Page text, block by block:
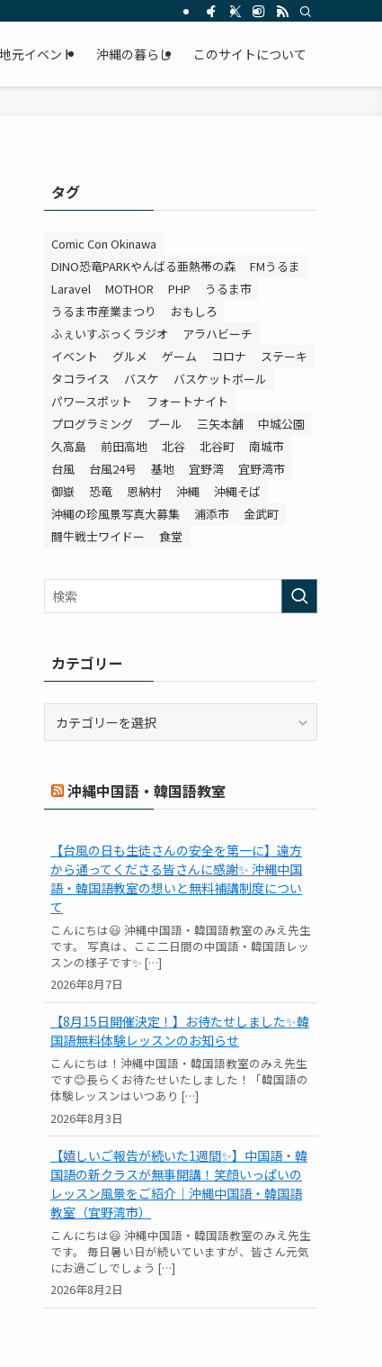
地元イベント 沖縄の暮らし このサイトについて
タグ
Comic Con Okinawa
DINO恐竜PARKやんばる亜熱帯の森
FMうるま
Laravel
MOTHOR PHP
うるま市
うるま市産業まつり
おもしろ
ふぇいすぶっくラジオ
アラハビーチ
イベント
グルメ ゲーム コロナ
ステーキ
タコライス
バスケ
バスケットボール
パワースポット
フォートナイト
プログラミング
プール 三矢本舗
中城公園
久高島
前田高地 北谷 北谷町
南城市
台風
台風24号 基地 宜野湾
宜野湾市
御嶽
恐竜 恩納村 沖縄
沖縄そば
沖縄の珍風景写真大募集
浦添市
金武町
闘牛戦士ワイドー
食堂
カテゴリー
ー
沖縄中国語・韓国語教室
【台風の日も生徒さんの安全を第一に】遠方
から通ってくださる皆さんに感謝✨ 沖縄中国
語・韓国語教室の想いと無料補講制度につい
て
2026年8月7日
こんにちは😃 沖縄中国語・韓国語教室のみえ先生
です。 写真は、ここ二日間の中国語・韓国語レッ
スンの様子です✨ […]
【8月15日開催決定！】お待たせしました✨韓
国語無料体験レッスンのお知らせ
2026年8月3日
こんにちは！沖縄中国語・韓国語教室のみえ先生
です😊長らくお待たせいたしました！「韓国語の
体験レッスンはいつあり […]
【嬉しいご報告が続いた1週間✨】中国語・韓
国語の新クラスが無事開講！笑顔いっぱいの
レッスン風景をご紹介｜沖縄中国語・韓国語
教室（宜野湾市）
2026年8月2日
こんにちは😃 沖縄中国語・韓国語教室のみえ先生
です。 毎日暑い日が続いていますが、皆さん元気
にお過ごしでしょう […]